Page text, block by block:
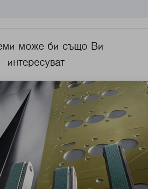
може би също Ви
интересуват